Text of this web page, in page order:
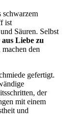
schwarzem
ist
Säuren. Selbst
Liebe zu
machen den
gefertigt.
der
mit einem
und